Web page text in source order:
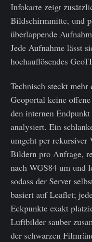
Infokarte zeigt
Bildschirmmitte, und
überlappende
Jede Aufnahme lässt
hochauflösendes
Technisch steckt
Geoportal keine
den internen
analysiert. Ein
umgeht per
Bildern pro Anfrage,
nach WGS84 um und
sodass der Server
basiert auf Leaflet;
Eckpunkte exakt
Luftbilder sauber
der schwarzen